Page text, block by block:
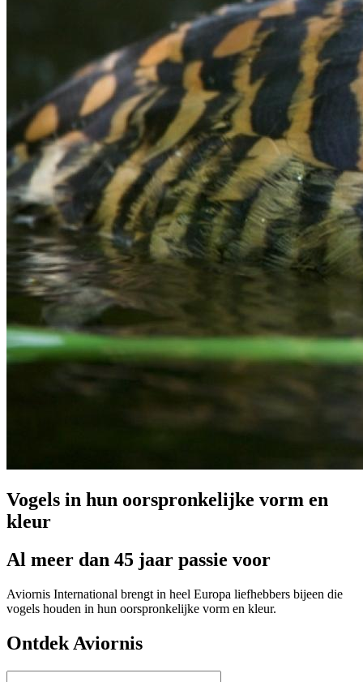
Vogels in hun oorspronkelijke vorm en
kleur
Al meer dan 45 jaar passie voor
Aviornis International brengt in heel Europa liefhebbers bijeen die
vogels houden in hun oorspronkelijke vorm en kleur.
Ontdek Aviornis